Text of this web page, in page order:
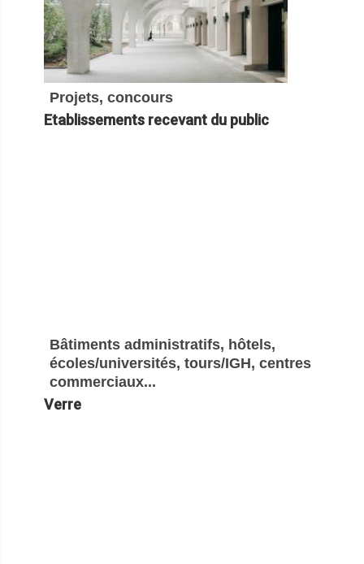
Projets, concours
Etablissements recevant du public
Bâtiments administratifs, hôtels,
écoles/universités, tours/IGH, centres
commerciaux...
Verre